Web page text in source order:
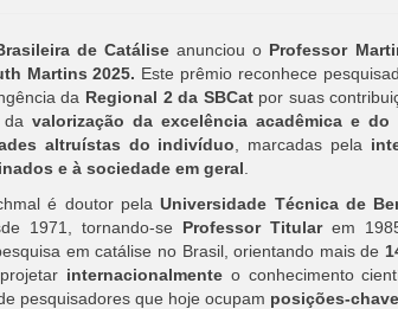
de Catálise anunciou o Professor
Martins 2025. Este prêmio reconhece
da Regional 2 da SBCatpor suas
da valorização da excelência acadêmica e
altruístas do indivíduo , marcadas pela
e à sociedade em geral
é doutor pelaUniversidade Técnica de
1971, tornando-se Professor Titularem
em catálise no Brasil, orientando mais de
internacionalmenteo conhecimento
pesquisadores que hoje ocupam posições-chave